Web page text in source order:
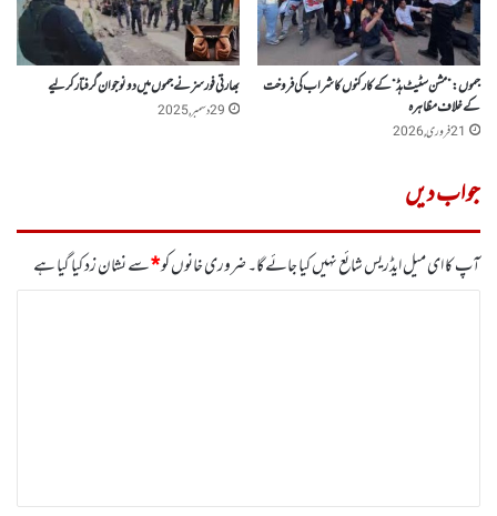
جموں : ”مشن سٹیٹ ہڈ“ کے کارکنوں کا شراب کی فروخت
کے خلاف مظاہرہ
21 فروری, 2026
بھارتی فورسز نے جموں میں دو نوجوان گرفتار کر لیے
29 دسمبر, 2025
جواب دیں
آپ کا ای میل ایڈریس شائع نہیں کیا جائے گا۔ضروری خانوں کو*سے نشان زد کیا گیا ہے